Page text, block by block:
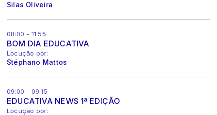
Silas Oliveira
08:00 - 11:55
BOM DIA EDUCATIVA
Locução por:
Stéphano Mattos
09:00 - 09:15
EDUCATIVA NEWS 1ª EDIÇÃO
Locução por: